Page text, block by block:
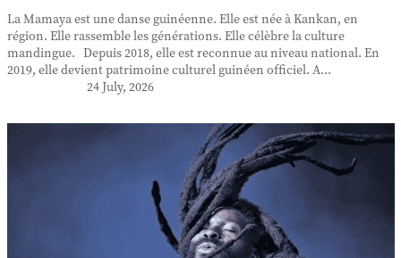
La Mamaya est une danse guinéenne. Elle est née à Kankan, en
région. Elle rassemble les générations. Elle célèbre la culture
mandingue. Depuis 2018, elle est reconnue au niveau national. En
2019, elle devient patrimoine culturel guinéen officiel. A...
24 July, 2026